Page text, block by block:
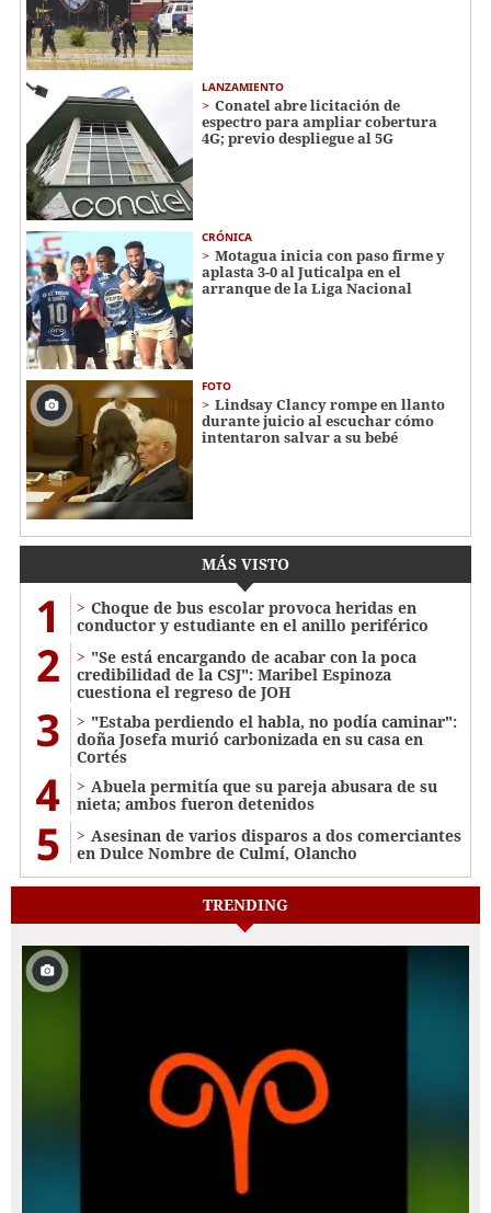
LANZAMIENTO
Conatel abre licitación de
espectro para ampliar cobertura
4G; previo despliegue al 5G
CRÓNICA
Motagua inicia con paso firme y
aplasta 3-0 al Juticalpa en el
arranque de la Liga Nacional
FOTO
Lindsay Clancy rompe en llanto
durante juicio al escuchar cómo
intentaron salvar a su bebé
MÁS VISTO
1
Choque de bus escolar provoca heridas en
conductor y estudiante en el anillo periférico
2
"Se está encargando de acabar con la poca
credibilidad de la CSJ": Maribel Espinoza
cuestiona el regreso de JOH
3
"Estaba perdiendo el habla, no podía caminar":
doña Josefa murió carbonizada en su casa en
Cortés
4
Abuela permitía que su pareja abusara de su
nieta; ambos fueron detenidos
5
Asesinan de varios disparos a dos comerciantes
en Dulce Nombre de Culmí, Olancho
TRENDING